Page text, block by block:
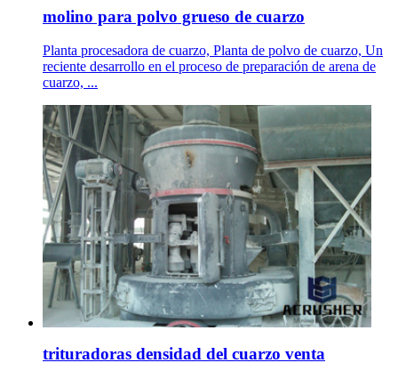
molino para polvo grueso de cuarzo
Planta procesadora de cuarzo, Planta de polvo de cuarzo, Un
reciente desarrollo en el proceso de preparación de arena de
cuarzo, ...
trituradoras densidad del cuarzo venta